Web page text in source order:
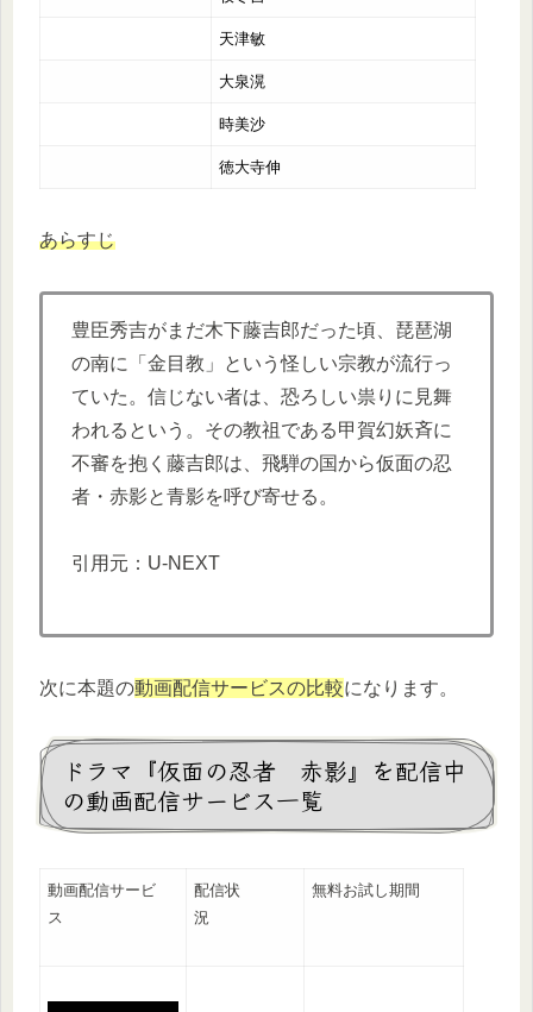
天津敏
大泉滉
時美沙
徳大寺伸
あらすじ
豊臣秀吉がまだ木下藤吉郎だった頃、琵琶湖
の南に「金目教」という怪しい宗教が流行っ
ていた。信じない者は、恐ろしい祟りに見舞
われるという。その教祖である甲賀幻妖斉に
不審を抱く藤吉郎は、飛騨の国から仮面の忍
者・赤影と青影を呼び寄せる。
引用元：U-NEXT
次に本題の動画配信サービスの比較になります。
ドラマ『仮面の忍者 赤影』を配信中
の動画配信サービス一覧
動画配信サービ
ス
配信状
況
無料お試し期間